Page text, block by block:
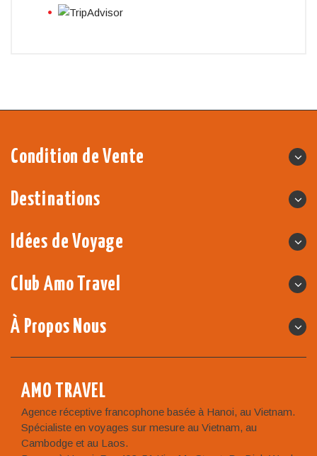
Condition de Vente
Destinations
Idées de Voyage
Club Amo Travel
À Propos Nous
AMO TRAVEL
Agence réceptive francophone basée à Hanoi, au Vietnam.
Spécialiste en voyages sur mesure au Vietnam, au
Cambodge et au Laos.